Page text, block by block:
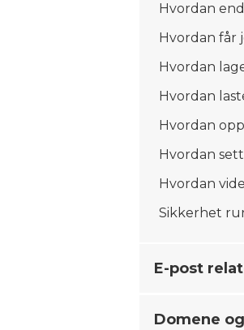
Hvordan
Hvordan får
Hvordan
Hvordan
Hvordan
Hvordan
Hvordan
Sikkerhet
E-post
Domene